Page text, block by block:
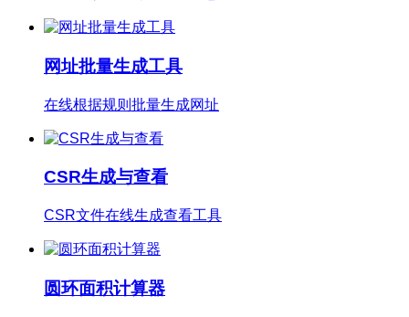
网址批量生成工具
在线根据规则批量生成网址
CSR生成与查看
CSR文件在线生成查看工具
圆环面积计算器